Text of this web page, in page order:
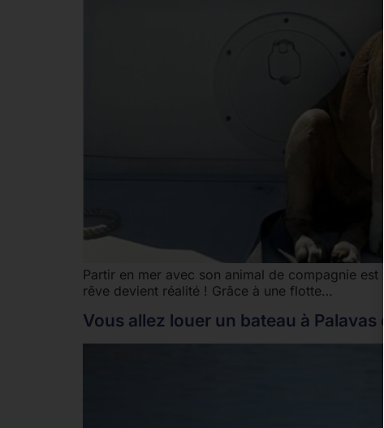
Partir en mer avec son animal de compagnie
rêve devient réalité ! Grâce à une flotte…
Vous allez louer un bateau à